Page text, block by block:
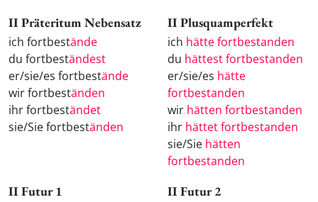
II Präteritum Nebensatz
ich fortbestände
du fortbeständest
er/sie/es fortbestände
wir fortbeständen
ihr fortbeständet
sie/Sie fortbeständen
II Plusquamperfekt
ich hätte fortbestanden
du hättest fortbestanden
er/sie/es hätte
fortbestanden
wir hätten fortbestanden
ihr hättet fortbestanden
sie/Sie hätten
fortbestanden
II Futur 1 II Futur 2